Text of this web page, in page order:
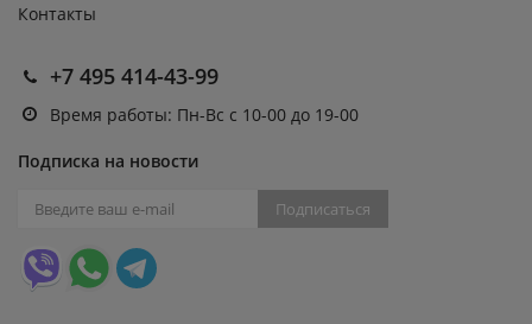
Контакты
+7 495 414-43-99
Время работы: Пн-Вс с 10-00 до 19-00
Подписка на новости
Подписаться